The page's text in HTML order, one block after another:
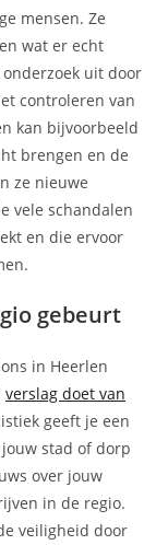
mensen. Ze
wat er echt
uit door
controleren van
kan bijvoorbeeld
brengen en de
ze nieuwe
vele schandalen
en die ervoor
gebeurt
in Heerlen
verslag doet van
geeft je een
stad of dorp
over jouw
in de regio.
veiligheid door